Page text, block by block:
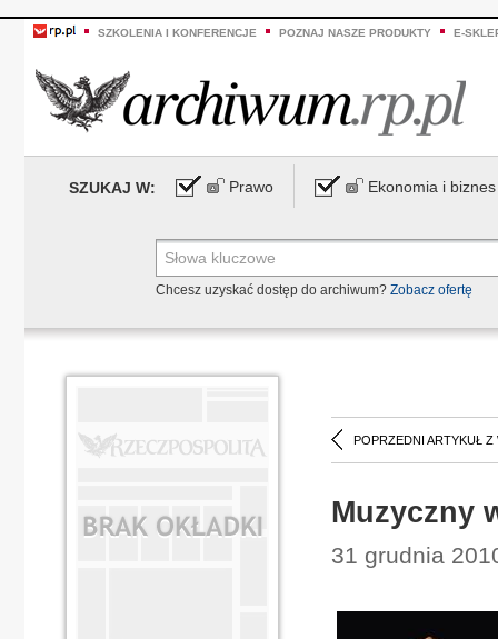
SZKOLENIA I KONFERENCJE POZNAJ NASZE PRODUKTY E-
SZUKAJ W: Prawo Ekonomia i biznes
Chcesz uzyskać dostęp do archiwum? Zobacz ofertę
POPRZEDNI ARTYKUŁ Z
Muzyczny
31 grudnia